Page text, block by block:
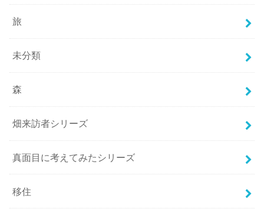
旅
未分類
森
畑来訪者シリーズ
真面目に考えてみたシリーズ
移住